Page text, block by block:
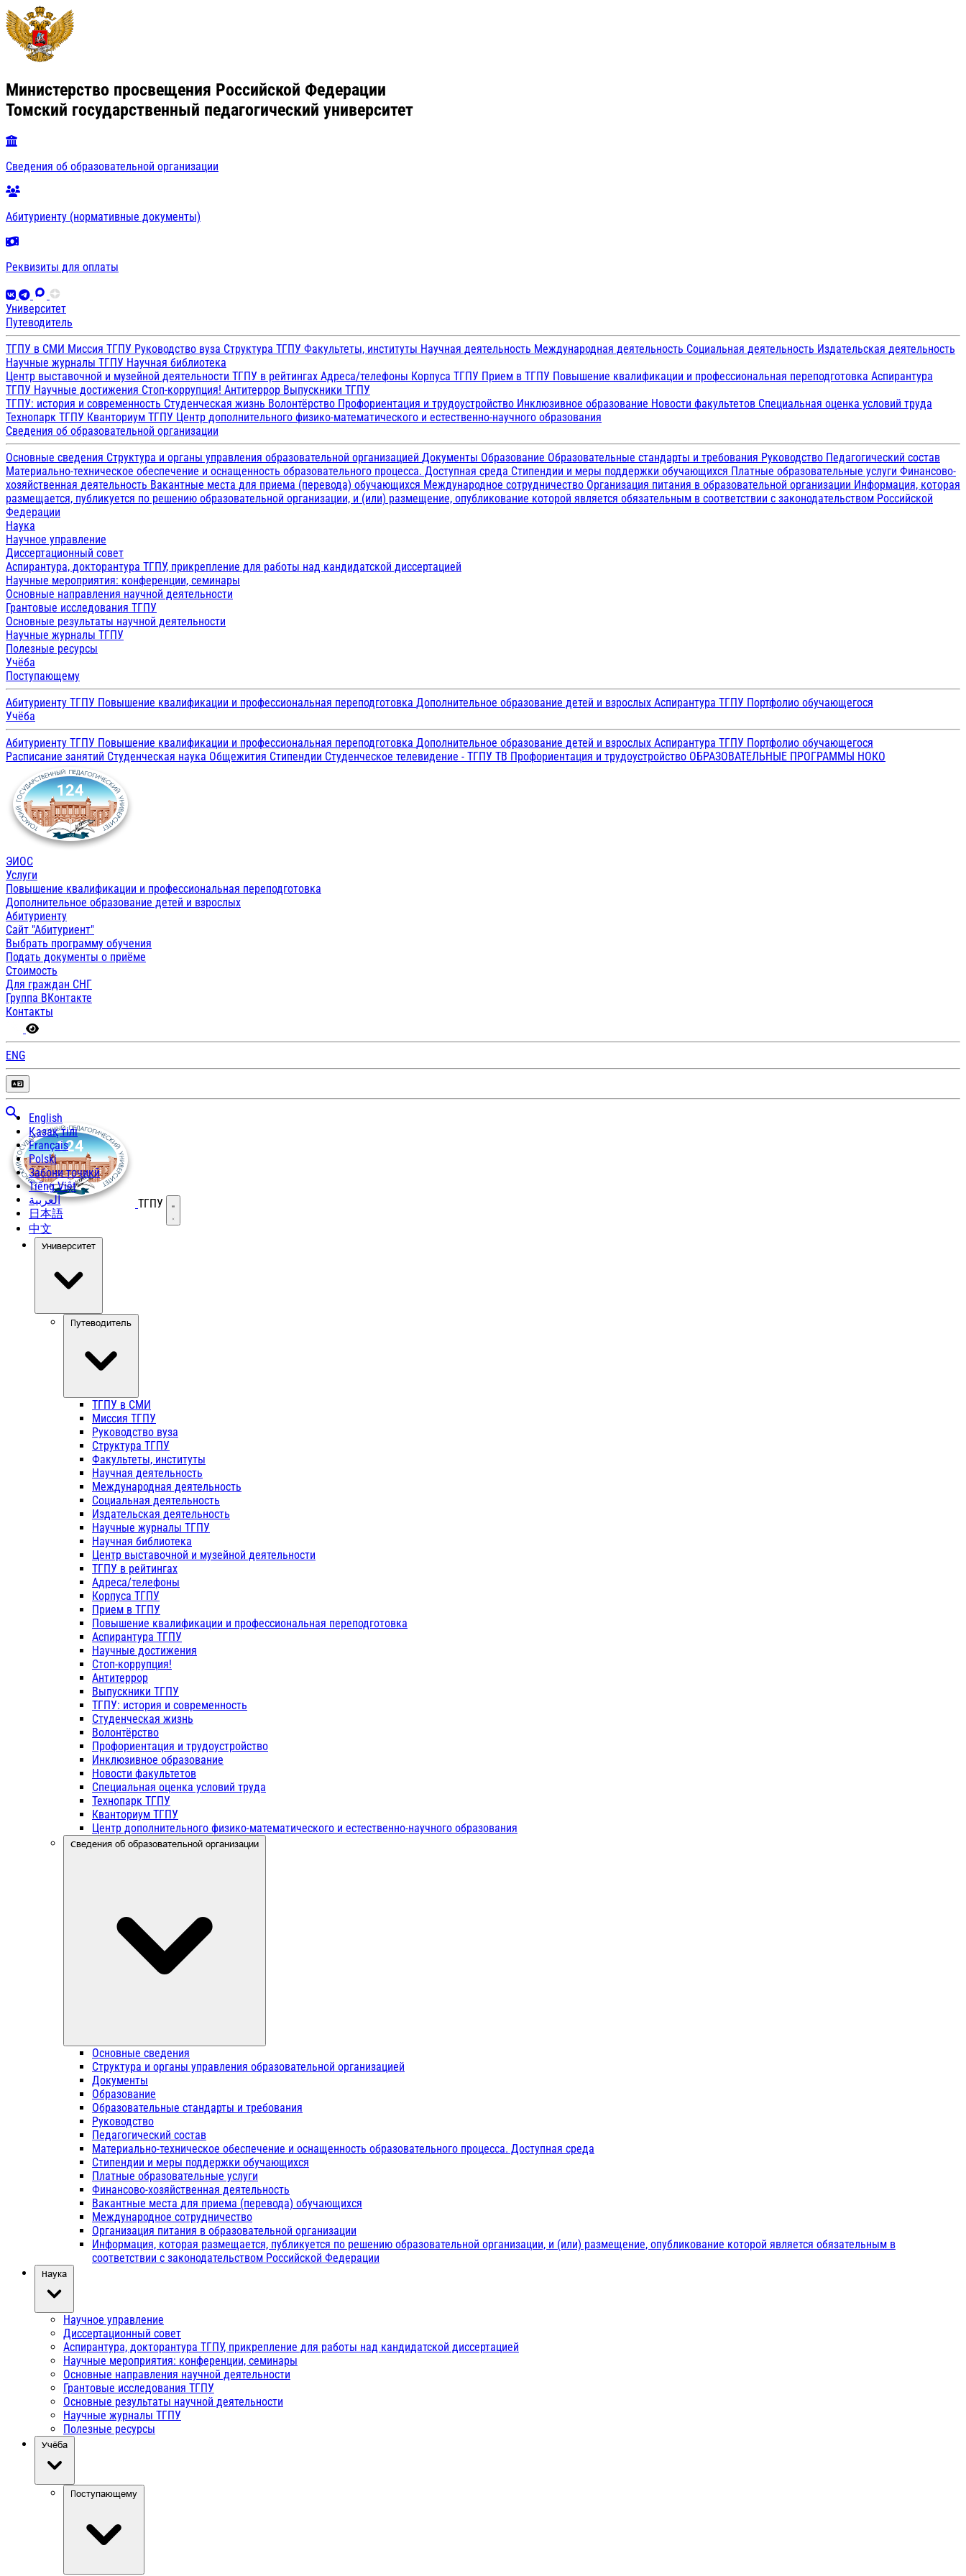
Министерство просвещения Российской Федерации
Томский государственный педагогический университет
Сведения об образовательной организации
Абитуриенту (нормативные документы)
Реквизиты для оплаты
Университет
Путеводитель
ТГПУ в СМИ Миссия ТГПУ Руководство вуза Структура ТГПУ Факультеты, институты Научная деятельность Международная деятельность Социальная деятельность Издательская деятельность
Научные журналы ТГПУ Научная библиотека
Центр выставочной и музейной деятельности ТГПУ в рейтингах Адреса/телефоны Корпуса ТГПУ Прием в ТГПУ Повышение квалификации и профессиональная переподготовка Аспирантура
ТГПУ Научные достижения Стоп-коррупция! Антитеррор Выпускники ТГПУ
ТГПУ: история и современность Студенческая жизнь Волонтёрство Профориентация и трудоустройство Инклюзивное образование Новости факультетов Специальная оценка условий труда
Технопарк ТГПУ Кванториум ТГПУ Центр дополнительного физико-математического и естественно-научного образования
Сведения об образовательной организации
Основные сведения Структура и органы управления образовательной организацией Документы Образование Образовательные стандарты и требования Руководство Педагогический состав
Материально-техническое обеспечение и оснащенность образовательного процесса. Доступная среда Стипендии и меры поддержки обучающихся Платные образовательные услуги Финансово-
хозяйственная деятельность Вакантные места для приема (перевода) обучающихся Международное сотрудничество Организация питания в образовательной организации Информация, которая
размещается, публикуется по решению образовательной организации, и (или) размещение, опубликование которой является обязательным в соответствии с законодательством Российской
Федерации
Наука
Научное управление
Диссертационный совет
Аспирантура, докторантура ТГПУ, прикрепление для работы над кандидатской диссертацией
Научные мероприятия: конференции, семинары
Основные направления научной деятельности
Грантовые исследования ТГПУ
Основные результаты научной деятельности
Научные журналы ТГПУ
Полезные ресурсы
Учёба
Поступающему
Абитуриенту ТГПУ Повышение квалификации и профессиональная переподготовка Дополнительное образование детей и взрослых Аспирантура ТГПУ Портфолио обучающегося
Учёба
Абитуриенту ТГПУ Повышение квалификации и профессиональная переподготовка Дополнительное образование детей и взрослых Аспирантура ТГПУ Портфолио обучающегося
Расписание занятий Студенческая наука Общежития Стипендии Студенческое телевидение - ТГПУ ТВ Профориентация и трудоустройство ОБРАЗОВАТЕЛЬНЫЕ ПРОГРАММЫ НОКО
ЭИОС
Услуги
Повышение квалификации и профессиональная переподготовка
Дополнительное образование детей и взрослых
Абитуриенту
Сайт "Абитуриент"
Выбрать программу обучения
Подать документы о приёме
Стоимость
Для граждан СНГ
Группа ВКонтакте
Контакты
ENG
English
Қазақ тілі
Français
Polski
Забони тоҷикӣ
Tiếng Việt
العربية
日本語
中文
ТГПУ Открыть меню
Университет
Путеводитель
ТГПУ в СМИ
Миссия ТГПУ
Руководство вуза
Структура ТГПУ
Факультеты, институты
Научная деятельность
Международная деятельность
Социальная деятельность
Издательская деятельность
Научные журналы ТГПУ
Научная библиотека
Центр выставочной и музейной деятельности
ТГПУ в рейтингах
Адреса/телефоны
Корпуса ТГПУ
Прием в ТГПУ
Повышение квалификации и профессиональная переподготовка
Аспирантура ТГПУ
Научные достижения
Стоп-коррупция!
Антитеррор
Выпускники ТГПУ
ТГПУ: история и современность
Студенческая жизнь
Волонтёрство
Профориентация и трудоустройство
Инклюзивное образование
Новости факультетов
Специальная оценка условий труда
Технопарк ТГПУ
Кванториум ТГПУ
Центр дополнительного физико-математического и естественно-научного образования
Сведения об образовательной организации
Основные сведения
Структура и органы управления образовательной организацией
Документы
Образование
Образовательные стандарты и требования
Руководство
Педагогический состав
Материально-техническое обеспечение и оснащенность образовательного процесса. Доступная среда
Стипендии и меры поддержки обучающихся
Платные образовательные услуги
Финансово-хозяйственная деятельность
Вакантные места для приема (перевода) обучающихся
Международное сотрудничество
Организация питания в образовательной организации
Информация, которая размещается, публикуется по решению образовательной организации, и (или) размещение, опубликование которой является обязательным в
соответствии с законодательством Российской Федерации
Наука
Научное управление
Диссертационный совет
Аспирантура, докторантура ТГПУ, прикрепление для работы над кандидатской диссертацией
Научные мероприятия: конференции, семинары
Основные направления научной деятельности
Грантовые исследования ТГПУ
Основные результаты научной деятельности
Научные журналы ТГПУ
Полезные ресурсы
Учёба
Поступающему